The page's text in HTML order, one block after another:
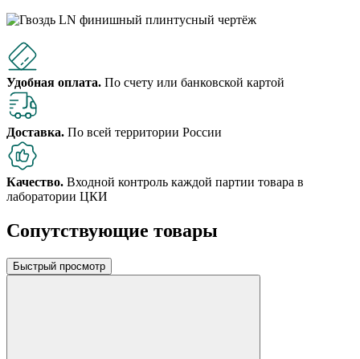
Удобная оплата. По счету или банковской картой
Доставка. По всей территории России
Качество. Входной контроль каждой партии товара в
лаборатории ЦКИ
Сопутствующие товары
Быстрый просмотр